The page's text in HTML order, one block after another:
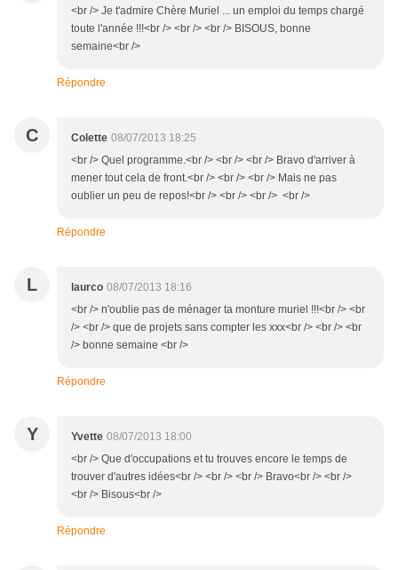
<br /> Je t'admire Chère Muriel ... un emploi du temps chargé
toute l'année !!!<br /> <br /> <br /> BISOUS, bonne
semaine<br />
Répondre
C Colette 08/07/2013 18:25
<br /> Quel programme.<br /> <br /> <br /> Bravo d'arriver à
mener tout cela de front.<br /> <br /> <br /> Mais ne pas
oublier un peu de repos!<br /> <br /> <br /> <br />
Répondre
L laurco 08/07/2013 18:16
<br /> n'oublie pas de ménager ta monture muriel !!!<br /> <br
/> <br /> que de projets sans compter les xxx<br /> <br /> <br
/> bonne semaine <br />
Répondre
Y Yvette 08/07/2013 18:00
<br /> Que d'occupations et tu trouves encore le temps de
trouver d'autres idées<br /> <br /> <br /> Bravo<br /> <br />
<br /> Bisous<br />
Répondre